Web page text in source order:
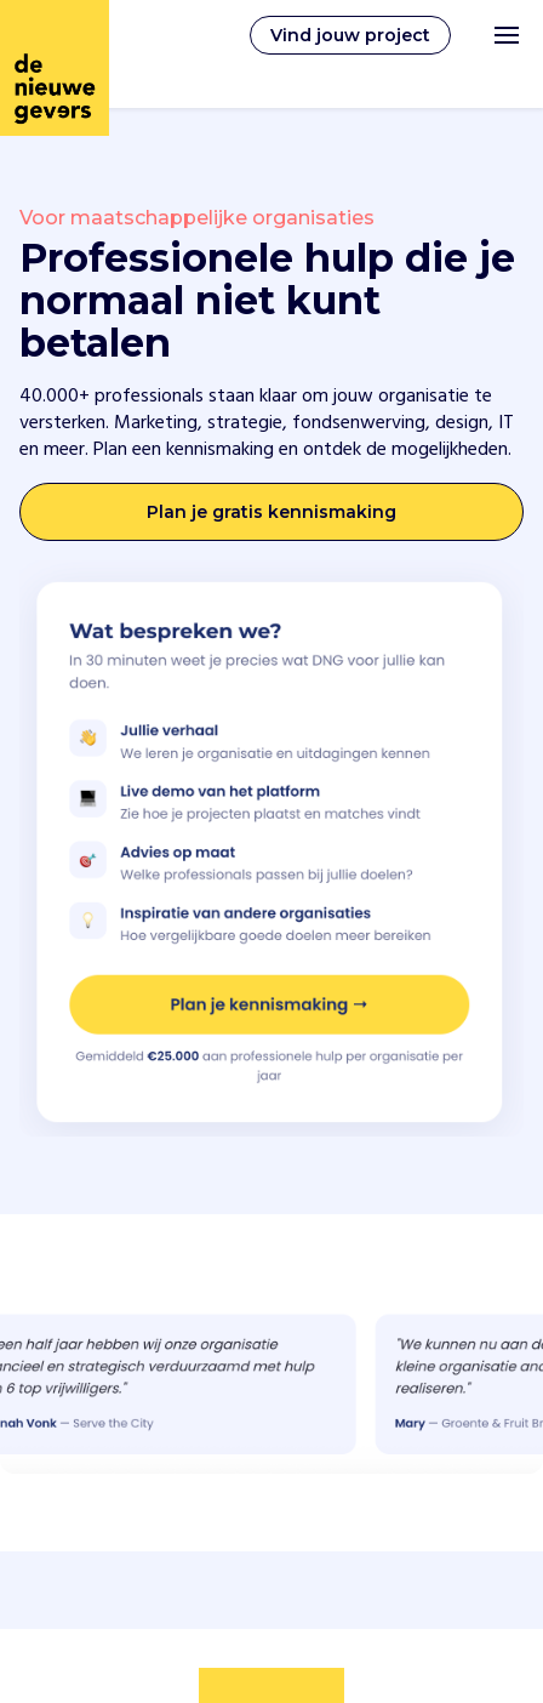
Vind jouw project
Vrijwilligerswerk
Vrijwilligers vinden
Over ons
Inloggen
Voor maatschappelijke organisaties
Professionele hulp die je
normaal niet kunt
betalen
40.000+ professionals staan klaar om jouw organisatie te
versterken. Marketing, strategie, fondsenwerving, design, IT
en meer. Plan een kennismaking en ontdek de mogelijkheden.
Plan je gratis kennismaking